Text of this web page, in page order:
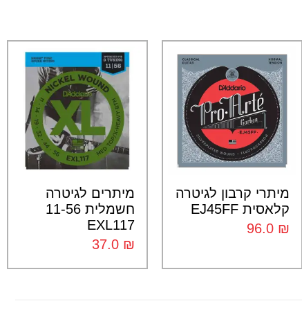
מיתרי קרבון לגיטרה
קלאסית EJ45FF
₪
מיתרים לגיטרה
חשמלית 11-56
EXL117
₪